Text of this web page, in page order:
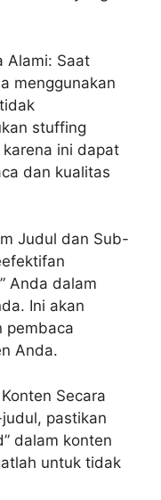
Alami: Saat
menggunakan
stuffing
karena ini dapat
dan kualitas
Judul dan Sub-
Anda dalam
Ini akan
pembaca
Anda.
Secara
pastikan
dalam konten
untuk tidak